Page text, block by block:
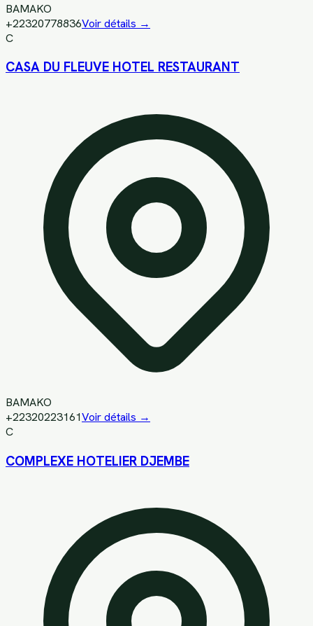
BAMAKO
+22320778836Voir détails →
C
CASA DU FLEUVE HOTEL RESTAURANT
BAMAKO
+22320223161Voir détails →
C
COMPLEXE HOTELIER DJEMBE